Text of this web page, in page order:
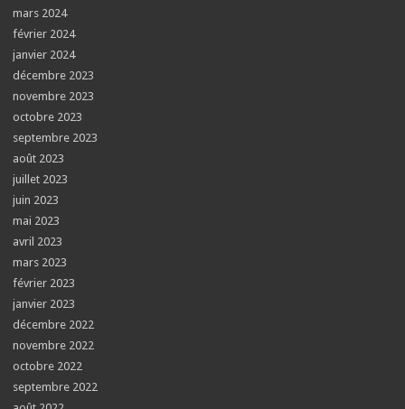
mars 2024
février 2024
janvier 2024
décembre 2023
novembre 2023
octobre 2023
septembre 2023
août 2023
juillet 2023
juin 2023
mai 2023
avril 2023
mars 2023
février 2023
janvier 2023
décembre 2022
novembre 2022
octobre 2022
septembre 2022